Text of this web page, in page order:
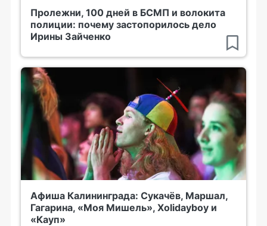
Пролежни, 100 дней в БСМП и волокита
полиции: почему застопорилось дело
Ирины Зайченко
Афиша Калининграда: Сукачёв, Маршал,
Гагарина, «Моя Мишель», Xolidayboy и
«Кауп»